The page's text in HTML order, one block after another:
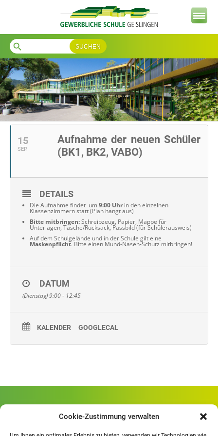
Cookie-Zustimmung verwalten
search
15
SEP.
Aufnahme der neuen Schüler
(BK1, BK2, VABO)
DETAILS
Die Aufnahme findet um 9:00 Uhr in den einzelnen
Klassenzimmern statt (Plan hängt aus)
Bitte mitbringen:Schreibzeug, Papier, Mappe für
Unterlagen, Tasche/Rucksack, Passbild (für Schülerausweis)
Auf dem Schulgelände und in der Schule gilt eine
Maskenpflicht. Bitte einen Mund-Nasen-Schutz mitbringen!
DATUM
(Dienstag) 9:00 - 12:45
KALENDER GOOGLECAL
Rheinlandstraße 80